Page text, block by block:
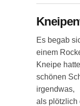
Es begab
einem
Kneipe
schönen
irgendwas,
als plötzlich